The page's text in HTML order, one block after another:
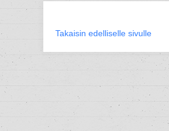
Takaisin edelliselle sivulle